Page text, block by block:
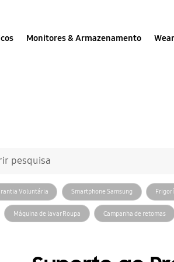
Monitores & Armazenamento
pesquisa
Voluntária Smartphone Samsung
Máquina de lavar Roupa Campanha de retomas